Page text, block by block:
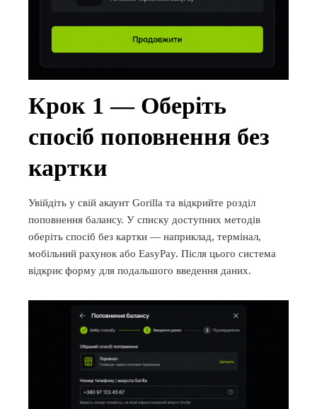
Крок 1 — Оберіть
спосіб поповнення без
картки
Увійдіть у свій акаунт Gorilla та відкрийте розділ
поповнення балансу. У списку доступних методів
оберіть спосіб без картки — наприклад, термінал,
мобільний рахунок або EasyPay. Після цього система
відкриє форму для подальшого введення даних.